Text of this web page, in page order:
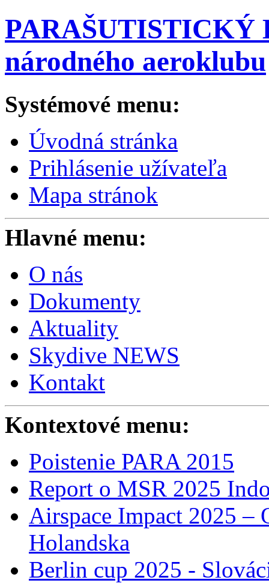
PARAŠUTISTICKÝ
národného aeroklubu
Systémové menu:
Úvodná stránka
Prihlásenie užívateľa
Mapa stránok
Hlavné menu:
O nás
Dokumenty
Aktuality
Skydive NEWS
Kontakt
Kontextové menu:
Poistenie PARA 2015
Report o MSR 2025
Airspace Impact 2025 –
Holandska
Berlin cup 2025 -